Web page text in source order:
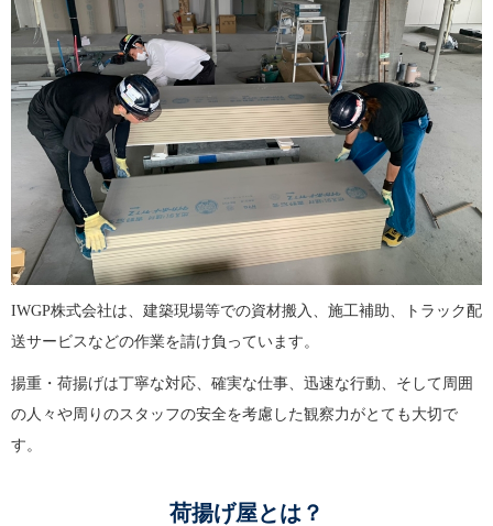
IWGP株式会社は、建築現場等での資材搬入、施工補助、トラック配
送サービスなどの作業を請け負っています。
揚重・荷揚げは丁寧な対応、確実な仕事、迅速な行動、そして周囲
の人々や周りのスタッフの安全を考慮した観察力がとても大切で
す。
荷揚げ屋とは？